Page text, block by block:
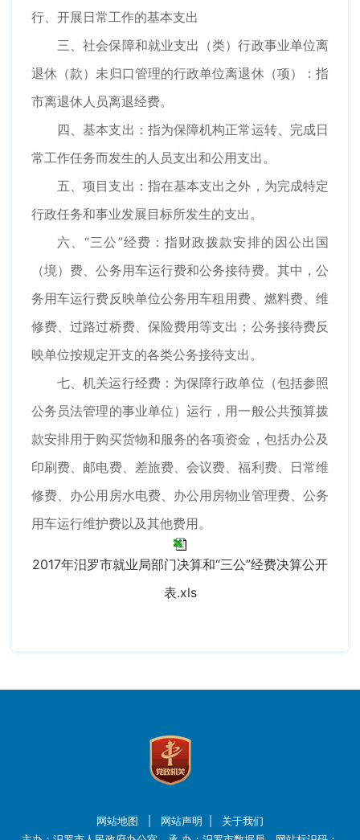
行、开展日常工作的基本支出
三、社会保障和就业支出（类）行政事业单位离
退休（款）未归口管理的行政单位离退休（项）：指
市离退休人员离退经费。
四、基本支出：指为保障机构正常运转、完成日
常工作任务而发生的人员支出和公用支出。
五、项目支出：指在基本支出之外，为完成特定
行政任务和事业发展目标所发生的支出。
六、“三公”经费：指财政拨款安排的因公出国
（境）费、公务用车运行费和公务接待费。其中，公
务用车运行费反映单位公务用车租用费、燃料费、维
修费、过路过桥费、保险费用等支出；公务接待费反
映单位按规定开支的各类公务接待支出。
七、机关运行经费：为保障行政单位（包括参照
公务员法管理的事业单位）运行，用一般公共预算拨
款安排用于购买货物和服务的各项资金，包括办公及
印刷费、邮电费、差旅费、会议费、福利费、日常维
修费、办公用房水电费、办公用房物业管理费、公务
用车运行维护费以及其他费用。
2017年汨罗市就业局部门决算和“三公”经费决算公开
表.xls
网站地图 网站声明
关于我们